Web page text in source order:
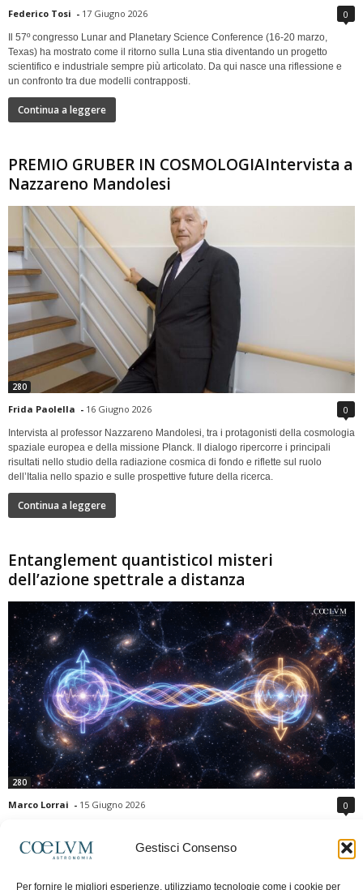
Gestisci Consenso
Per fornire le migliori esperienze, utilizziamo tecnologie come i cookie per
Federico Tosi - 17 Giugno 2026 0
Il 57º congresso Lunar and Planetary Science Conference (16-20 marzo,
Texas) ha mostrato come il ritorno sulla Luna stia diventando un progetto
scientifico e industriale sempre più articolato. Da qui nasce una riflessione e
un confronto tra due modelli contrapposti.
Continua a leggere
PREMIO GRUBER IN COSMOLOGIAIntervista a
Nazzareno Mandolesi
280
Frida Paolella - 16 Giugno 2026 0
Intervista al professor Nazzareno Mandolesi, tra i protagonisti della cosmologia
spaziale europea e della missione Planck. Il dialogo ripercorre i principali
risultati nello studio della radiazione cosmica di fondo e riflette sul ruolo
dell’Italia nello spazio e sulle prospettive future della ricerca.
Continua a leggere
Entanglement quantisticoI misteri
dell’azione spettrale a distanza
280
Marco Lorrai - 15 Giugno 2026 0
moderna: due particelle possono mostrare correlazioni che sembrano ignorare
la distanza che le separa. Gli esperimenti e i teoremi di Bell hanno escluso le
previsioni della meccanica quantistica. Nonostante ciò, l'entanglement non